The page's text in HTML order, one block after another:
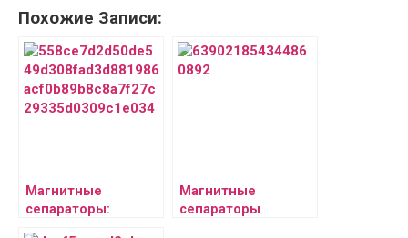
Похожие Записи:
Магнитные
сепараторы:
Магнитные
сепараторы